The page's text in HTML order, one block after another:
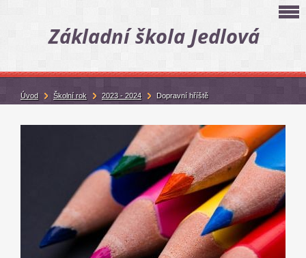
Základní škola Jedlová
Úvod Školní rok 2023 - 2024 Dopravní hříště